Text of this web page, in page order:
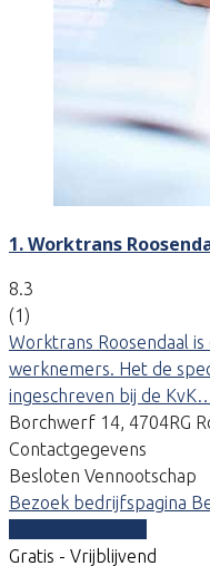
1. Worktrans
8.3
(1)
Worktrans Roosendaal
werknemers. Het de
ingeschreven bij de
Borchwerf 14, 4704RG
Contactgegevens
Besloten Vennootschap
Bezoek bedrijfspagina
Gratis - Vrijblijvend